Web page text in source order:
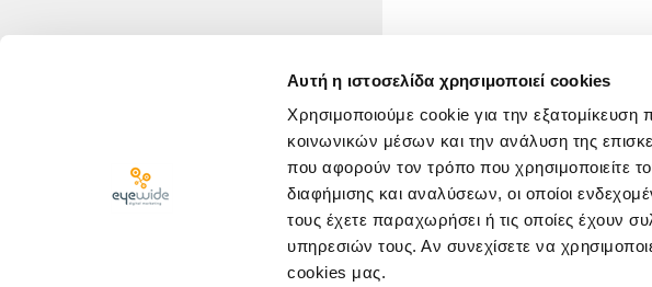
Αυτή η ιστοσελίδα χρησιμοποιεί cookies
Χρησιμοποιούμε cookie για την εξατομίκευση
κοινωνικών μέσων και την ανάλυση της
που αφορούν τον τρόπο που χρησιμοποιείτε
διαφήμισης και αναλύσεων, οι οποίοι
τους έχετε παραχωρήσει ή τις οποίες έχουν
υπηρεσιών τους. Αν συνεχίσετε να
cookies μας.